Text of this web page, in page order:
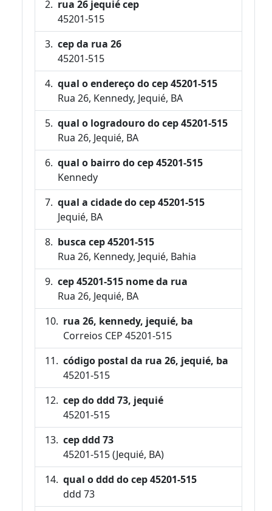
rua 26 jequié cep
45201-515
cep da rua 26
45201-515
qual o endereço do cep 45201-515
Rua 26, Kennedy, Jequié, BA
qual o logradouro do cep 45201-515
Rua 26, Jequié, BA
qual o bairro do cep 45201-515
Kennedy
qual a cidade do cep 45201-515
Jequié, BA
busca cep 45201-515
Rua 26, Kennedy, Jequié, Bahia
cep 45201-515 nome da rua
Rua 26, Jequié, BA
rua 26, kennedy, jequié, ba
Correios CEP 45201-515
código postal da rua 26, jequié, ba
45201-515
cep do ddd 73, jequié
45201-515
cep ddd 73
45201-515 (Jequié, BA)
qual o ddd do cep 45201-515
ddd 73